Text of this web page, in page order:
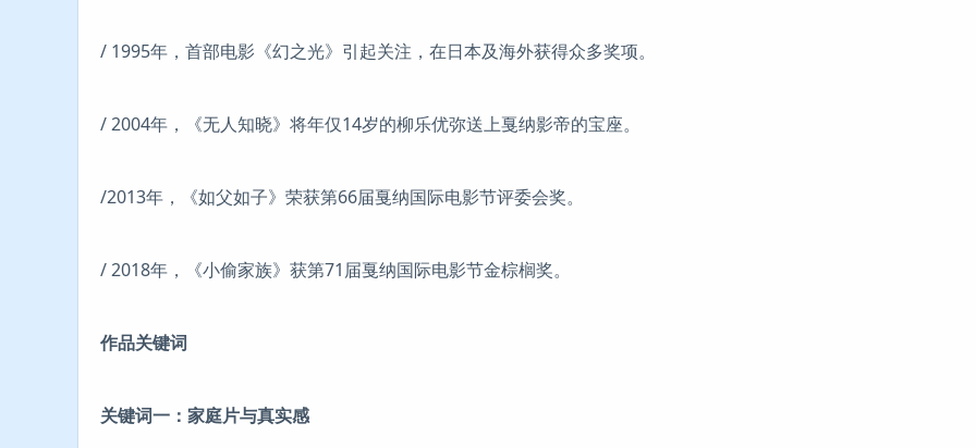
/ 1995年，首部电影《幻之光》引起关注，在日本及海外获得众多奖项。
/ 2004年，《无人知晓》将年仅14岁的柳乐优弥送上戛纳影帝的宝座。
/2013年，《如父如子》荣获第66届戛纳国际电影节评委会奖。
/ 2018年，《小偷家族》获第71届戛纳国际电影节金棕榈奖。
作品关键词
关键词一：家庭片与真实感